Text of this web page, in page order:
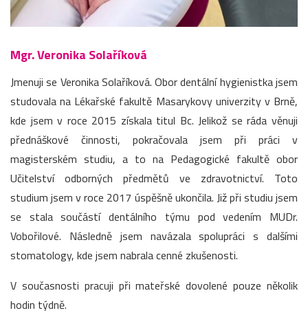
Mgr. Veronika Solaříková
Jmenuji se Veronika Solaříková. Obor dentální hygienistka jsem
studovala na Lékařské fakultě Masarykovy univerzity v Brně,
kde jsem v roce 2015 získala titul Bc. Jelikož se ráda věnuji
přednáškové činnosti, pokračovala jsem při práci v
magisterském studiu, a to na Pedagogické fakultě obor
Učitelství odborných předmětů ve zdravotnictví. Toto
studium jsem v roce 2017 úspěšně ukončila. Již při studiu jsem
se stala součástí dentálního týmu pod vedením MUDr.
Vobořilové. Následně jsem navázala spolupráci s dalšími
stomatology, kde jsem nabrala cenné zkušenosti.
V současnosti pracuji při mateřské dovolené pouze několik
hodin týdně.